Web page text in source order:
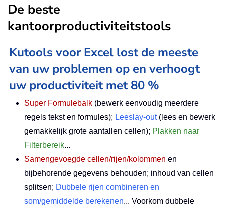
De beste
kantoorproductiviteitstools
Kutools voor Excel lost de meeste
van uw problemen op en verhoogt
uw productiviteit met 80 %
Super Formulebalk (bewerk eenvoudig meerdere
regels tekst en formules); Leeslay-out(lees en bewerk
gemakkelijk grote aantallen cellen); Plakken naar
Filterbereik...
Samengevoegde cellen/rijen/kolommen en
bijbehorende gegevens behouden; inhoud van cellen
splitsen; Dubbele rijen combineren en
som/gemiddelde berekenen... Voorkom dubbele